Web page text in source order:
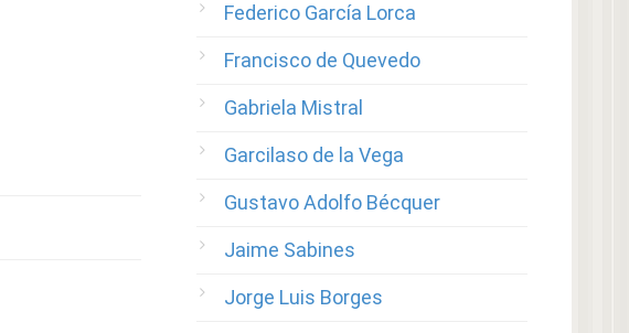
Federico García Lorca
Francisco de Quevedo
Gabriela Mistral
Garcilaso de la Vega
Gustavo Adolfo Bécquer
Jaime Sabines
Jorge Luis Borges